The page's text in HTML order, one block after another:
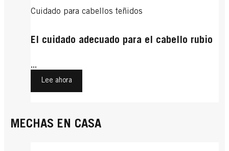
Cuidado para cabellos teñidos
El cuidado adecuado para el cabello rubio
...
Lee ahora
MECHAS EN CASA